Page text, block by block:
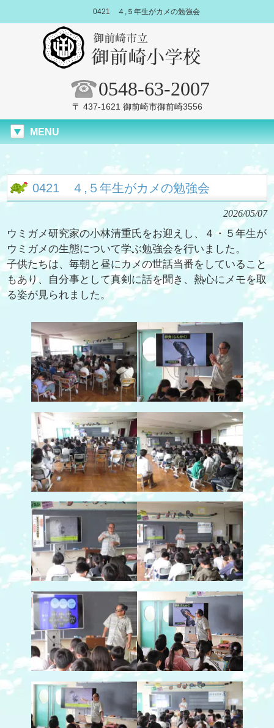
0421 ４,５年生がカメの勉強会
0548-63-2007
〒 437-1621 御前崎市御前崎3556
MENU
0421 ４,５年生がカメの勉強会
2026/05/07
ウミガメ研究家の小林清重氏をお迎えし、４・５年生が
ウミガメの生態について学ぶ勉強会を行いました。
子供たちは、毎朝と昼にカメの世話当番をしていること
もあり、自分事として真剣に話を聞き、熱心にメモを取
る姿が見られました。